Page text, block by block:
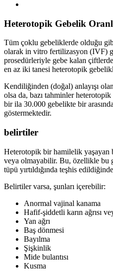
Heterotopik Gebelik
Tüm çoklu gebeliklerde olduğu
olarak in vitro fertilizasyon (IVF)
prosedürleriyle gebe kalan
en az iki tanesi heterotopik
Kendiliğinden (doğal) anlayışı
olsa da, bazı tahminler
bir ila 30.000 gebelikte bir
göstermektedir.
belirtiler
Heterotopik bir hamilelik yaşayan
veya olmayabilir. Bu, özellikle bu
tüpü yırtıldığında teşhis
Belirtiler varsa, şunları içerebilir:
Anormal vajinal kanama
Hafif-şiddetli karın ağrısı
Yan ağrı
Baş dönmesi
Bayılma
Şişkinlik
Mide bulantısı
Kusma